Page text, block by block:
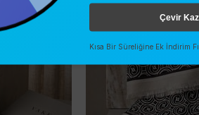
Çevir
Kısa Bir Süreliğine Ek İndirim